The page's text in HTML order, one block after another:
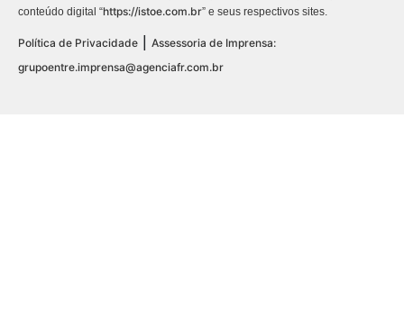
conteúdo digital “https://istoe.com.br” e seus respectivos sites.
Política de Privacidade
Assessoria de Imprensa:
grupoentre.imprensa@agenciafr.com.br